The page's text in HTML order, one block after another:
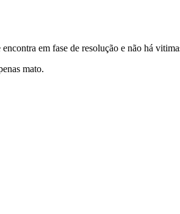
em fase de resolução e não há
mato.